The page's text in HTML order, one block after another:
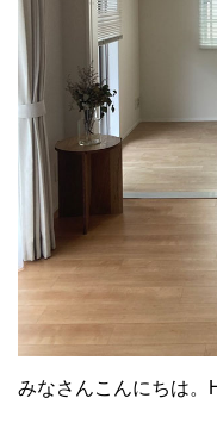
みなさんこんにちは。